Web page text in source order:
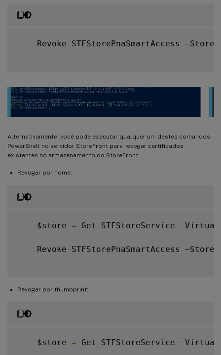
    Revoke
- STFStorePnaSmartAccess
Alternativamente, você pode executar qualquer um destes comandos
PowerShell no servidor StoreFront para revogar certificados
existentes no armazenamento do StoreFront:
Revogar por nome:
    $store
= Get - STFStoreService
    Revoke
- STFStorePnaSmartAccess
Revogar por thumbprint:
    $store
= Get - STFStoreService